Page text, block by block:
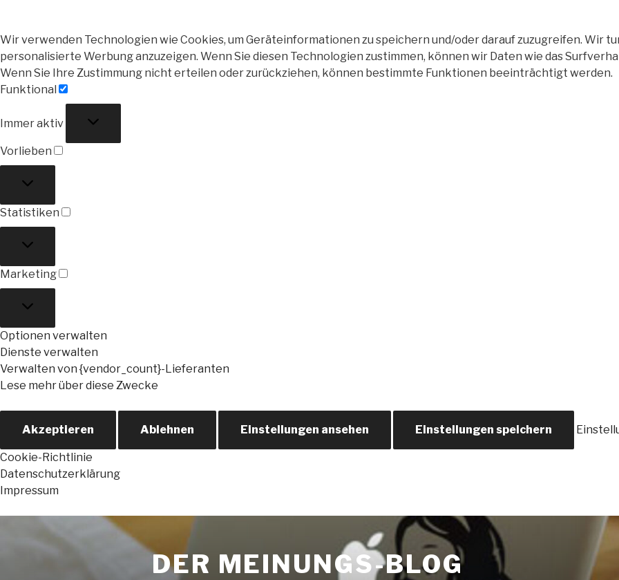
Wir verwenden Technologien wie Cookies, um Geräteinformationen zu speichern und/oder darauf zuzugreifen. Wir
personalisierte Werbung anzuzeigen. Wenn Sie diesen Technologien zustimmen, können wir Daten wie das
Wenn Sie Ihre Zustimmung nicht erteilen oder zurückziehen, können bestimmte Funktionen beeinträchtigt werden.
Funktional
Immer aktiv
Vorlieben
Statistiken
Marketing
Optionen verwalten
Dienste verwalten
Verwalten von {vendor_count}-Lieferanten
Lese mehr über diese Zwecke
Akzeptieren Ablehnen Einstellungen ansehen Einstellungen speichern
Cookie-Richtlinie
Datenschutzerklärung
Impressum
springen
DER MEINUNGS-BLOG